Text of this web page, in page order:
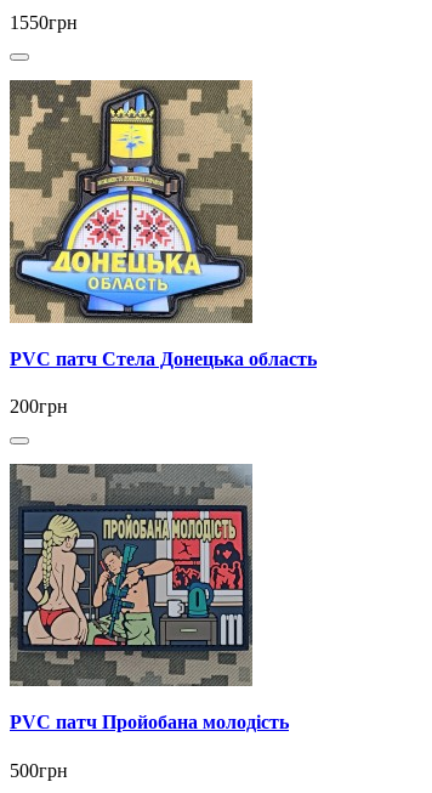
1550грн
PVC патч Стела Донецька область
200грн
PVC патч Пройобана молодість
500грн